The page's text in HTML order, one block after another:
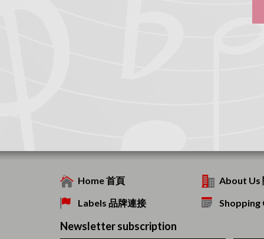
Home 首頁
About Us
Labels 品牌連接
Shopping
Newsletter subscription